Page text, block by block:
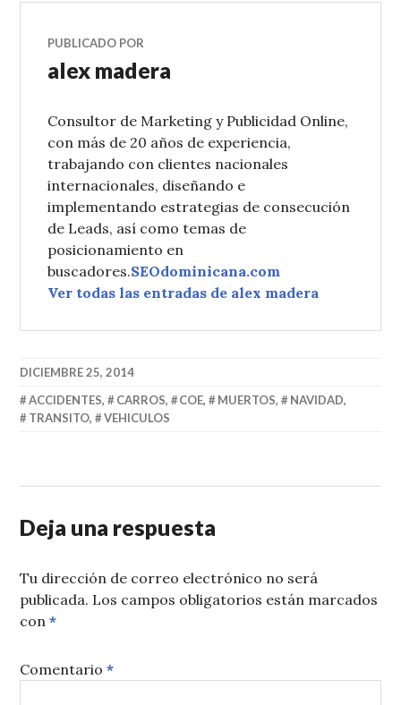
PUBLICADO POR
alex madera
Consultor de Marketing y Publicidad Online,
con más de 20 años de experiencia,
trabajando con clientes nacionales
internacionales, diseñando e
implementando estrategias de consecución
de Leads, así como temas de
posicionamiento en
buscadores.SEOdominicana.com
Ver todas las entradas de alex madera
DICIEMBRE 25, 2014
ACCIDENTES, CARROS, COE, MUERTOS, NAVIDAD,
TRANSITO, VEHICULOS
Deja una respuesta
Tu dirección de correo electrónico no será
publicada. Los campos obligatorios están marcados
con*
Comentario*